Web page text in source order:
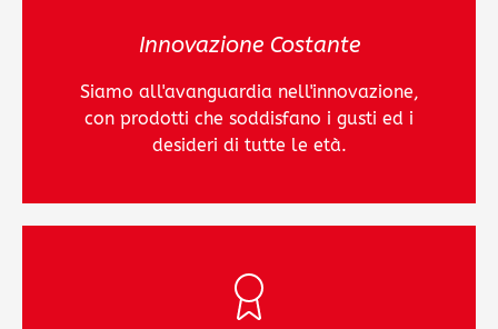
Innovazione Costante
Siamo all'avanguardia nell'innovazione,
con prodotti che soddisfano i gusti ed i
desideri di tutte le età.